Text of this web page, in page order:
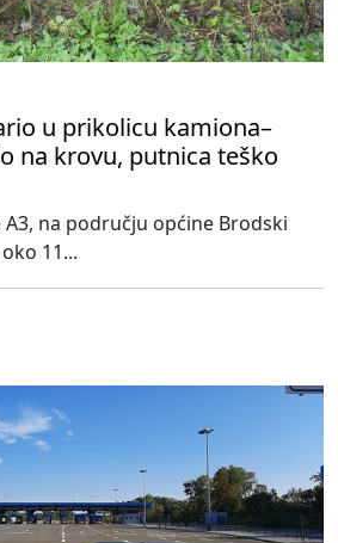
u prikolicu kamiona–
na krovu, putnica teško
na području općine Brodski
11...